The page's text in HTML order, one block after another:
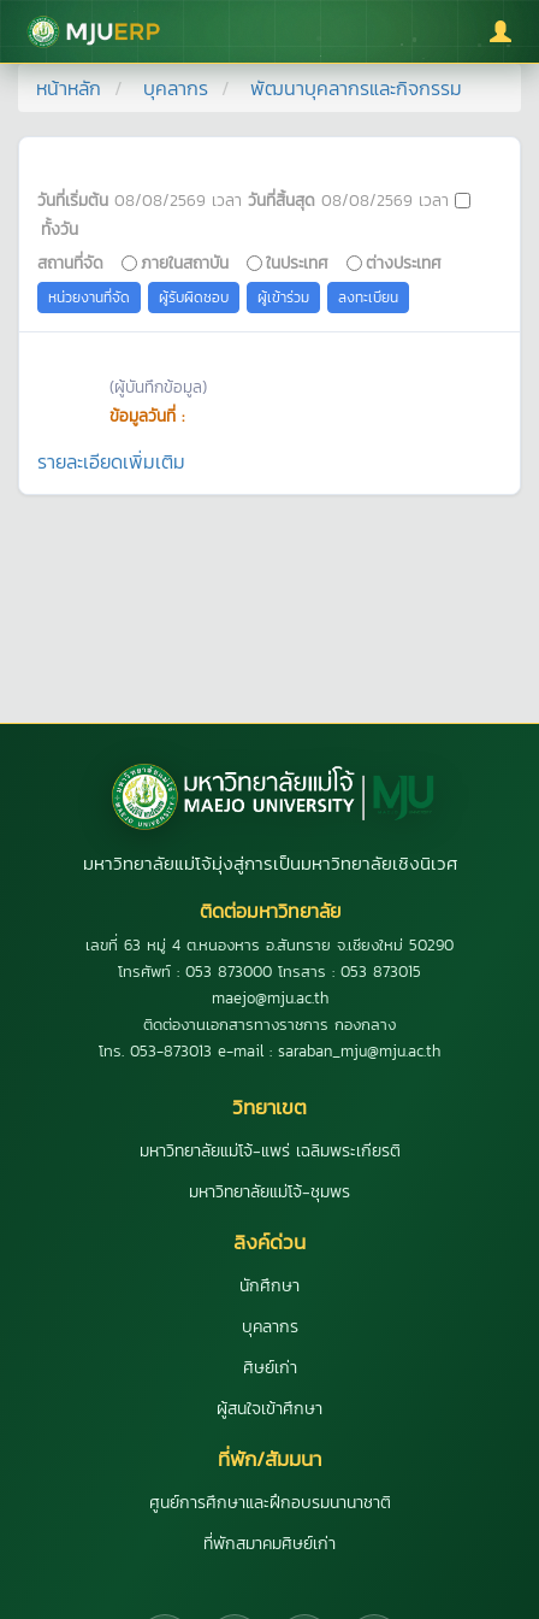
มหาวิทยาลัยแม่โจ้
หน้าหลัก บุคลากร พัฒนาบุคลากรและกิจกรรม
วันที่เริ่มต้น 08/08/2569 เวลา วันที่สิ้นสุด 08/08/2569 เวลา
ทั้งวัน
สถานที่จัด
ภายในสถาบัน ในประเทศ ต่างประเทศ
หน่วยงานที่จัด ผู้รับผิดชอบ ผู้เข้าร่วม ลงทะเบียน
(ผู้บันทึกข้อมูล)
ข้อมูลวันที่ :
รายละเอียดเพิ่มเติม
มหาวิทยาลัยแม่โจ้มุ่งสู่การเป็นมหาวิทยาลัยเชิงนิเวศ
ติดต่อมหาวิทยาลัย
เลขที่ 63 หมู่ 4 ต.หนองหาร อ.สันทราย จ.เชียงใหม่ 50290
โทรศัพท์ : 053 873000 โทรสาร : 053 873015
maejo@mju.ac.th
ติดต่องานเอกสารทางราชการ กองกลาง
โทร. 053-873013 e-mail : saraban_mju@mju.ac.th
วิทยาเขต
มหาวิทยาลัยแม่โจ้-แพร่ เฉลิมพระเกียรติ
มหาวิทยาลัยแม่โจ้-ชุมพร
ลิงค์ด่วน
นักศึกษา
บุคลากร
ศิษย์เก่า
ผู้สนใจเข้าศึกษา
ที่พัก/สัมมนา
ศูนย์การศึกษาและฝึกอบรมนานาชาติ
ที่พักสมาคมศิษย์เก่า